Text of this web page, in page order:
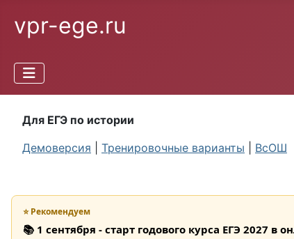
vpr-ege.ru
Для ЕГЭ по истории
Демоверсия
Тренировочные варианты ВсОШ
⭐ Рекомендуем
📚 1 сентября - старт годового курса ЕГЭ 2027 в